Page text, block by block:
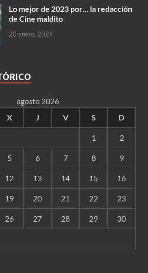
Lo mejor de 2023 por… la redacción
de Cine maldito
20 enero, 2024
agosto 2026
X J V S D
1 2
5 6 7 8 9
12 13 14 15 16
19 20 21 22 23
26 27 28 29 30